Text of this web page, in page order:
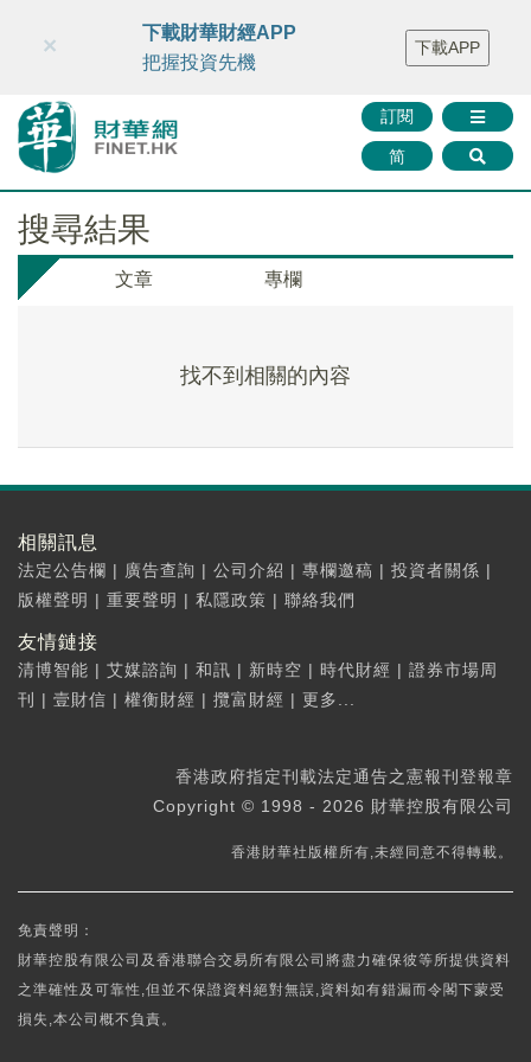
財華智庫網 FINTV FINMETA 財華證券 媒體矩陣
智庫沙龍
聯絡我們
訂閱
简
×
下載財華財經APP
把握投資先機
下載APP
搜尋結果
文章 專欄
找不到相關的內容
相關訊息
法定公告欄 | 廣告查詢 | 公司介紹 | 專欄邀稿 | 投資者關係 |
版權聲明 | 重要聲明 | 私隱政策 | 聯絡我們
友情鏈接
清博智能 | 艾媒諮詢 | 和訊 | 新時空 | 時代財經 | 證券市場周
刊
| 壹財信 | 權衡財經 | 攬富財經 | 更多...
香港政府指定刊載法定通告之憲報刊登報章
Copyright © 1998 - 2026 財華控股有限公司
香港財華社版權所有,未經同意不得轉載。
免責聲明：
財華控股有限公司及香港聯合交易所有限公司將盡力確保彼等所提供資料
之準確性及可靠性,但並不保證資料絕對無誤,資料如有錯漏而令閣下蒙受
損失,本公司概不負責。